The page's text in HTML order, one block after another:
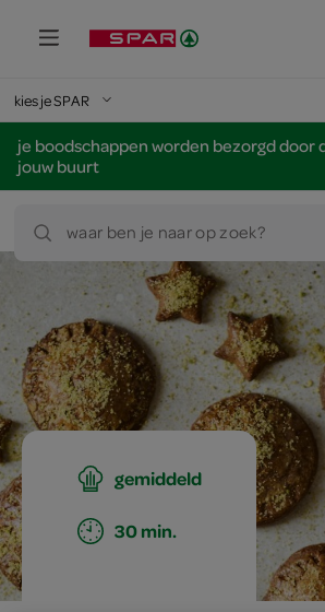
kies je SPAR
je boodschappen worden bezorgd door
jouw buurt
waar ben je naar op zoek?
gemiddeld
30 min.